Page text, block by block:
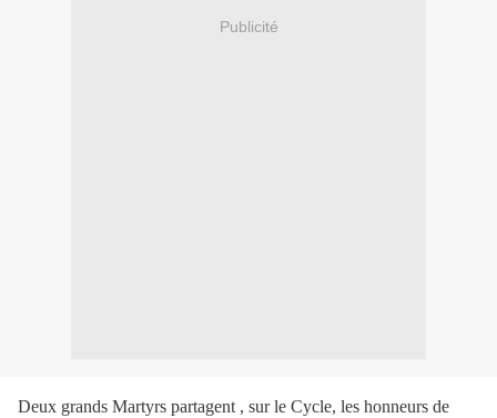
Publicité
Deux grands Martyrs partagent , sur le Cycle, les honneurs de